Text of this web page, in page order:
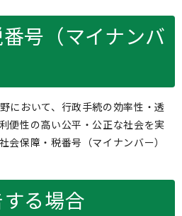
号（マイナンバ
において、行政手続の効率性・透
便性の高い公平・公正な社会を実
会保障・税番号（マイナンバー）
る場合